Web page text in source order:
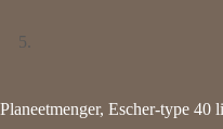
Planeetmenger, Escher-type 40